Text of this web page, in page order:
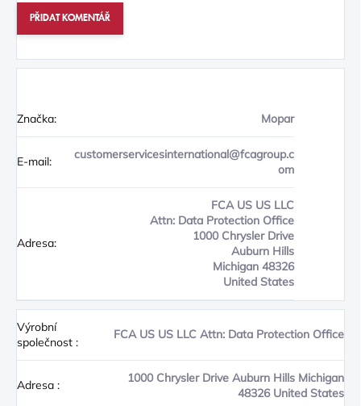
PŘIDAT KOMENTÁŘ
Značka: Mopar
E-mail:
customerservicesinternational@fcagroup.c
om
Adresa:
FCA US US LLC
Attn: Data Protection Office
1000 Chrysler Drive
Auburn Hills
Michigan 48326
United States
Výrobní
společnost :
FCA US US LLC Attn: Data Protection Office
Adresa :
1000 Chrysler Drive Auburn Hills Michigan
48326 United States